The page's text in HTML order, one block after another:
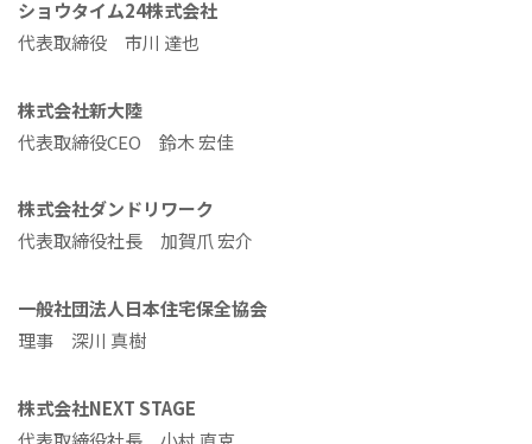
ショウタイム24株式会社
代表取締役 市川 達也
株式会社新大陸
代表取締役CEO 鈴木 宏佳
株式会社ダンドリワーク
代表取締役社長 加賀爪 宏介
一般社団法人日本住宅保全協会
理事 深川 真樹
株式会社NEXT STAGE